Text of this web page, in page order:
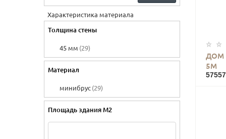
Характеристика материала
Толщина стены
45 мм (29)
Материал
минибрус (29)
Площадь здания М2
ДОМ
5М